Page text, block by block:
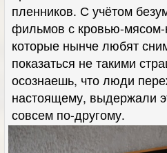
пленников. С учётом
фильмов с кровью-
которые нынче любят
показаться не такими
осознаешь, что люди
настоящему, выдержали
совсем по-другому.